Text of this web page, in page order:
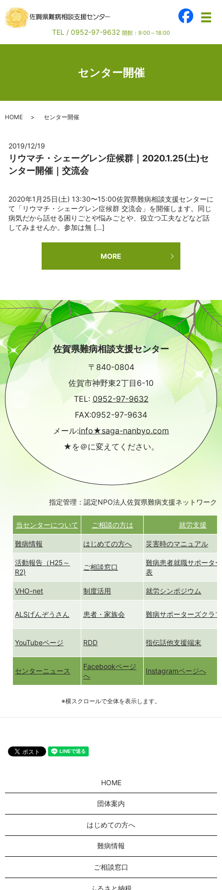
メ
TEL / 0952-97-9632 開館：9:00～18:00
センター開催
HOME センター開催
2019/12/19
リウマチ・シェーグレン症候群｜2020.1.25(土)セ
ンター開催｜交流会
2020年1月25日(土) 13:30〜15:00佐賀県難病相談支援センターに
て「リウマチ・シェーグレン症候群 交流会」を開催します。同じ
病気だから話せる困りごとや悩みごとや、役立つ工夫などなど話
してみませんか。参加は無 […]
MORE
佐賀県難病相談支援センター
〒840-0804
佐賀市神野東2丁目6-10
TEL: 0952-97-9632
FAX:0952-97-9634
メール:info★saga-nanbyo.com
★を＠に変えてください。
指定管理：認定NPO法人佐賀県難病支援ネットワーク
当センターについて ご相談の方は 就労支援
難病情報 はじめての方へ 災害時のマニュアル
活動報告（H25～
R2)
ご相談窓口
難病患者就職サポータ
表
VHO-net 制度活用 就労シンポジウム
ALSげんぞうさん 患者・家族会 難病サポーターズクラブ
YouTubeページ RDD 指伝話他支援端末
センターニュース
Facebookページ
へ
Instagramページへ
※横スクロールで全体を表示します。
HOME
団体案内
はじめての方へ
難病情報
ご相談窓口
ふるさと納税